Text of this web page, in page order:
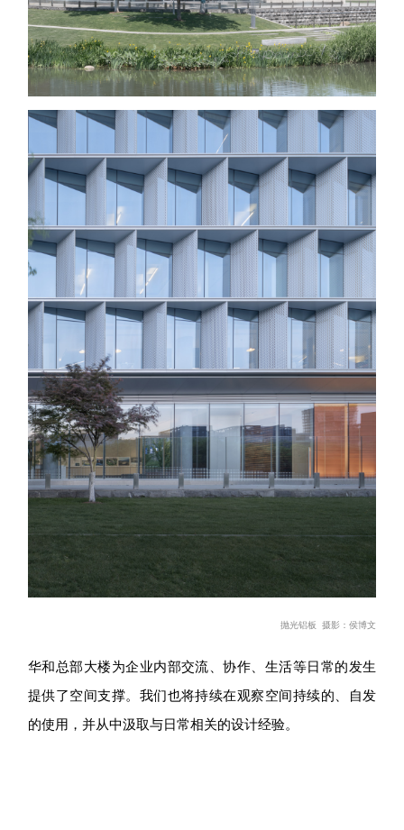
抛光铝板 摄影：侯博文
华和总部大楼为企业内部交流、协作、生活等日常的发生
提供了空间支撑。我们也将持续在观察空间持续的、自发
的使用，并从中汲取与日常相关的设计经验。